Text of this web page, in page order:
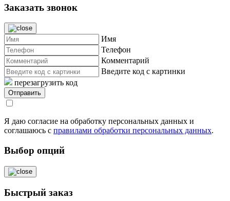
Заказать звонок
Имя
Телефон
Комментарий
Введите код с картинки
перезагрузить код
Я даю согласие на обработку персональных данных и
соглашаюсь с правилами обработки персональных данных.
Выбор опций
Быстрый заказ